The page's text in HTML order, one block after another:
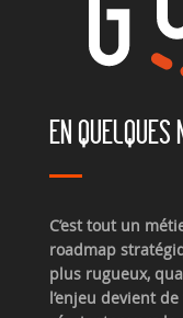
EN QUELQUES
C’est tout un
roadmap
plus rugueux,
l’enjeu devient